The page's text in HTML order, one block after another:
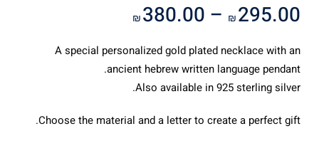
₪ 295.00
–
₪ 380.00
עד
A special personalized gold plated necklace with an
ancient hebrew written language pendant.
Also available in 925 sterling silver.
Choose the material and a letter to create a perfect gift.